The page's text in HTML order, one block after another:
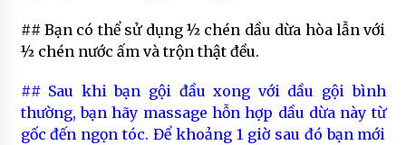
## Bạn có thể sử dụng ½ chén dầu dừa hòa lẫn với
½ chén nước ấm và trộn thật đều.
## Sau khi bạn gội đầu xong với dầu gội bình
thường, bạn hãy massage hỗn hợp dầu dừa này từ
gốc đến ngọn tóc. Để khoảng 1 giờ sau đó bạn mới